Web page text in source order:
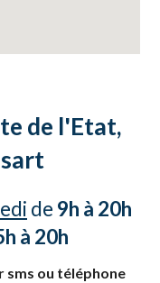
de l'Etat,
de 9h à 20h
à 20h
sms ou téléphone